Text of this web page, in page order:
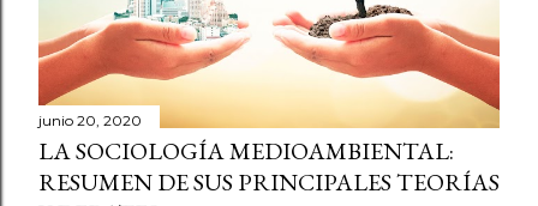
junio 20, 2020
LA SOCIOLOGÍA MEDIOAMBIENTAL:
RESUMEN DE SUS PRINCIPALES TEORÍAS